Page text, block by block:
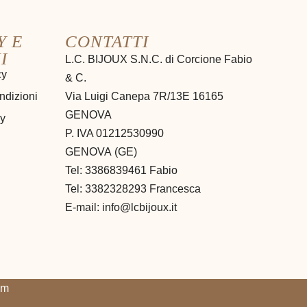
E
CONTATTI
L.C. BIJOUX S.N.C. di Corcione Fabio
& C.
Via Luigi Canepa 7R/13E 16165
GENOVA
P. IVA 01212530990
GENOVA (GE)
Tel:3386839461 Fabio
Tel: 3382328293 Francesca
E-mail: info@lcbijoux.it